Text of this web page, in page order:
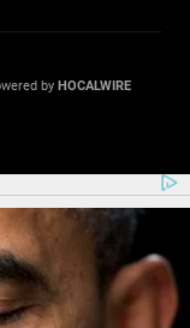
by HOCALWIRE